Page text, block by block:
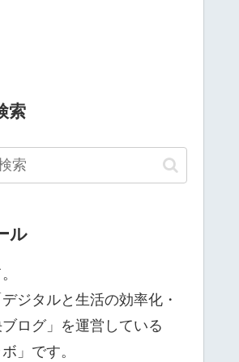
索
ル
ジタルと生活の効率化・
ブログ」を運営している
」です。